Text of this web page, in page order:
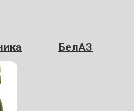
БелАЗ